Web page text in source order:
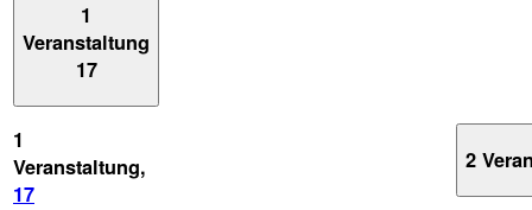
1
Veranstaltung
17
1
Veranstaltung,
17
2